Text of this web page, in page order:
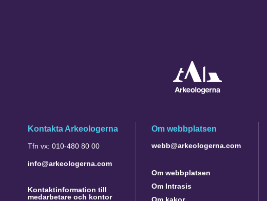
Kontakta Arkeologerna
Tfn vx: 010-480 80 00
info@arkeologerna.com
Kontaktinformation till
medarbetare och kontor
Om webbplatsen
webb@arkeologerna.com
Om webbplatsen
Om Intrasis